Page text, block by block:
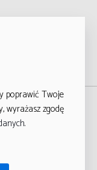
poprawić Twoje
wyrażasz zgodę
.